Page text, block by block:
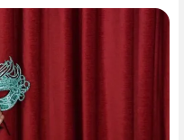
ЗДОРОВЬЕ
ПРОИСШЕСТВИЯ